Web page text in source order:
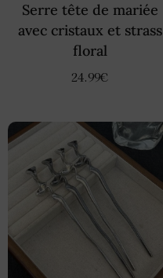
Serre tête de mariée
avec cristaux et strass
floral
24.99€